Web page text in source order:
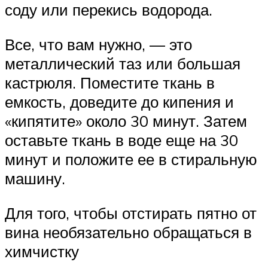
соду или перекись водорода.
Все, что вам нужно, — это
металлический таз или большая
кастрюля. Поместите ткань в
емкость, доведите до кипения и
«кипятите» около 30 минут. Затем
оставьте ткань в воде еще на 30
минут и положите ее в стиральную
машину.
Для того, чтобы отстирать пятно от
вина необязательно обращаться в
химчистку